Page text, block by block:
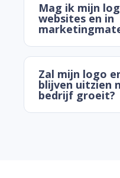
Mag ik mijn
websites en in
Zal mijn logo
blijven uitzien
bedrijf groeit?